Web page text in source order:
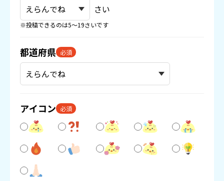
さい
※投稿できるのは5〜19さいです
都道府県 必須
アイコン 必須